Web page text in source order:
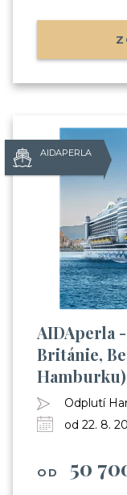
AIDAPERLA
AIDAperla
Británie,
Hamburku)
Odplutí
od 22. 8.
OD 50